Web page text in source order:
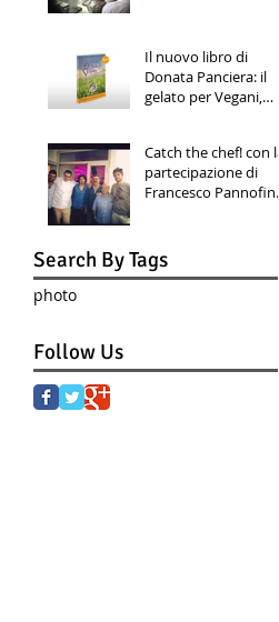
Il nuovo libro di
Donata Panciera: il
gelato per Vegani,
Catch the chef! con la
partecipazione di
Francesco Pannofino
Search By Tags
photo
Follow Us